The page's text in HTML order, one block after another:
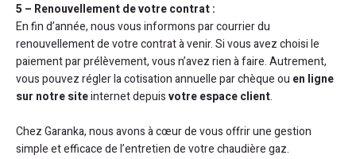
5 – Renouvellement de votre contrat :
En fin d’année, nous vous informons par courrier du
renouvellement de votre contrat à venir. Si vous avez choisi le
paiement par prélèvement, vous n’avez rien à faire. Autrement,
vous pouvez régler la cotisation annuelle par chèque ou en ligne
sur notre siteinternet depuisvotre espace client.
Chez Garanka, nous avons à cœur de vous offrir une gestion
simple et efficace de l’entretien de votre chaudière gaz.